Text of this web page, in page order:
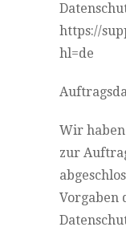
https://
hl=de
Wir
zur
Vorgaben